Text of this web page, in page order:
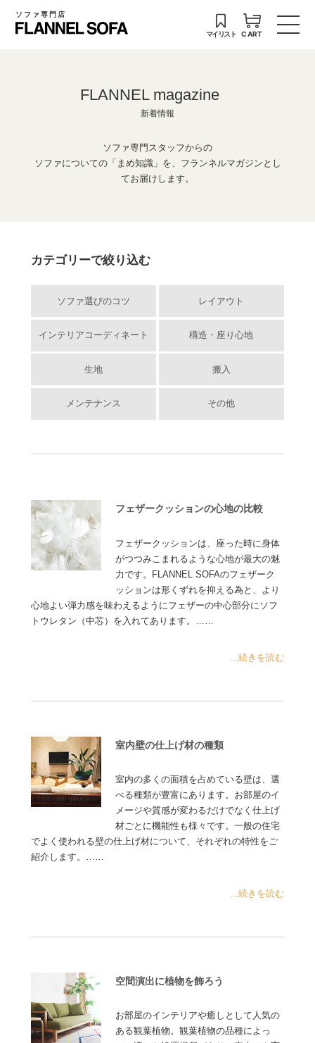
ソファ専門店
マイリスト CART
FLANNEL magazine
新着情報
ソファ専門スタッフからの
ソファについての「まめ知識」を、フランネルマガジンとし
てお届けします。
カテゴリーで絞り込む
ソファ選びのコツ レイアウト
インテリアコーディネート 構造・座り心地
生地 搬入
メンテナンス その他
フェザークッションの心地の比較
フェザークッションは、座った時に身体
がつつみこまれるような心地が最大の魅
力です。FLANNEL SOFAのフェザーク
ッションは形くずれを抑える為と、より
心地よい弾力感を味わえるようにフェザーの中心部分にソフ
トウレタン（中芯）を入れてあります。……
...続きを読む
室内壁の仕上げ材の種類
室内の多くの面積を占めている壁は、選
べる種類が豊富にあります。お部屋のイ
メージや質感が変わるだけでなく仕上げ
材ごとに機能性も様々です。一般の住宅
でよく使われる壁の仕上げ材について、それぞれの特性をご
紹介します。……
...続きを読む
空間演出に植物を飾ろう
お部屋のインテリアや癒しとして人気の
ある観葉植物。観葉植物の品種によっ